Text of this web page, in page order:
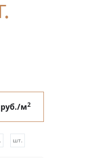
руб./м2
шт.